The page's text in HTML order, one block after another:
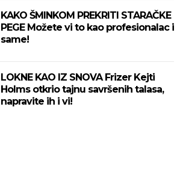
KAKO ŠMINKOM PREKRITI STARAČKE
PEGE Možete vi to kao profesionalac i
same!
LOKNE KAO IZ SNOVA Frizer Kejti
Holms otkrio tajnu savršenih talasa,
napravite ih i vi!